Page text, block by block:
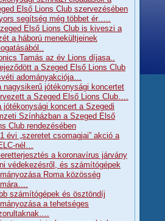
Első Lions Club szervezésében
segítség még többet ér…..
Első Lions Club is kiveszi a
a háború menekültjeinek
Tamás az év Lions díjasa..
a Szeged Első Lions Club
adományakciója…
nagysikerű jótékonysági koncertet
a Szeged Első Lions Club….
jótékonysági koncert a Szegedi
Színházban a Szeged Első
Club rendezésében
évi „szeretet csomagjai” akció a
nél…
a koronavírus járvány
védekezésről, és számítógépek
Roma közösség
számítógépek és ösztöndíj
a tehetséges